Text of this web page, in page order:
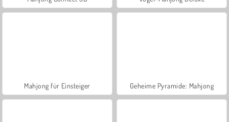
Mahjong für Einsteiger Geheime Pyramide: Mahjong